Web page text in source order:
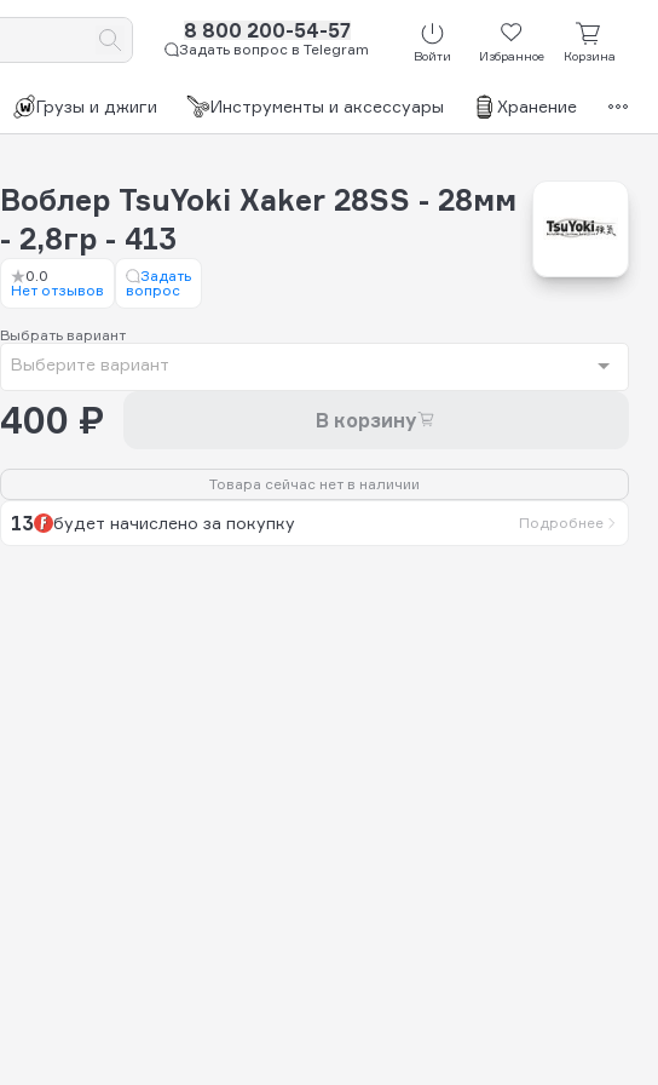
8 800 200-54-57
Задать вопрос в Telegram Войти Избранное Корзина
Грузы и джиги Инструменты и аксессуары Хранение
Воблер TsuYoki Xaker 28SS - 28мм
- 2,8гр - 413
0.0
Нет отзывов
Задать
вопрос
Выбрать вариант
Выберите вариант
400 ₽ В корзину
Товара сейчас нет в наличии
13 будет начислено за покупку Подробнее